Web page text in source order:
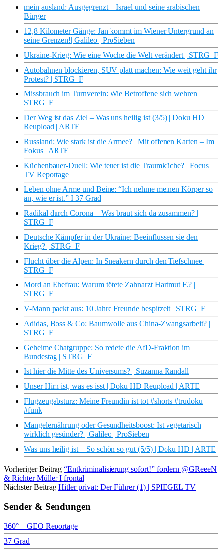
mein ausland: Ausgegrenzt – Israel und seine arabischen
Bürger
12,8 Kilometer Gänge: Jan kommt im Wiener Untergrund an
seine Grenzen!| Galileo | ProSieben
Ukraine-Krieg: Wie eine Woche die Welt verändert | STRG_F
Autobahnen blockieren, SUV platt machen: Wie weit geht ihr
Protest? | STRG_F
Missbrauch im Turnverein: Wie Betroffene sich wehren |
STRG_F
Der Weg ist das Ziel – Was uns heilig ist (3/5) | Doku HD
Reupload | ARTE
Russland: Wie stark ist die Armee? | Mit offenen Karten – Im
Fokus | ARTE
Küchenbauer-Duell: Wie teuer ist die Traumküche? | Focus
TV Reportage
Leben ohne Arme und Beine: “Ich nehme meinen Körper so
an, wie er ist.” I 37 Grad
Radikal durch Corona – Was braut sich da zusammen? |
STRG_F
Deutsche Kämpfer in der Ukraine: Beeinflussen sie den
Krieg? | STRG_F
Flucht über die Alpen: In Sneakern durch den Tiefschnee |
STRG_F
Mord an Ehefrau: Warum tötete Zahnarzt Hartmut F.? |
STRG_F
V-Mann packt aus: 10 Jahre Freunde bespitzelt | STRG_F
Adidas, Boss & Co: Baumwolle aus China-Zwangsarbeit? |
STRG_F
Geheime Chatgruppe: So redete die AfD-Fraktion im
Bundestag | STRG_F
Ist hier die Mitte des Universums? | Suzanna Randall
Unser Hirn ist, was es isst | Doku HD Reupload | ARTE
Flugzeugabsturz: Meine Freundin ist tot #shorts #trudoku
#funk
Mangelernährung oder Gesundheitsboost: Ist vegetarisch
wirklich gesünder? | Galileo | ProSieben
Was uns heilig ist – So schön so gut (5/5) | Doku HD | ARTE
Vorheriger Beitrag “Entkriminalisierung sofort!” fordern @GReeeN
& Richter Müller I frontal
Nächster Beitrag Hitler privat: Der Führer (1) | SPIEGEL TV
Sender & Sendungen
360° – GEO Reportage
37 Grad